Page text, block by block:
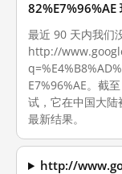
82%E7%96%AE
最近 90 天内我们
http://
E7%96%AE。截
试，它在中国大陆
最新结果。
http://